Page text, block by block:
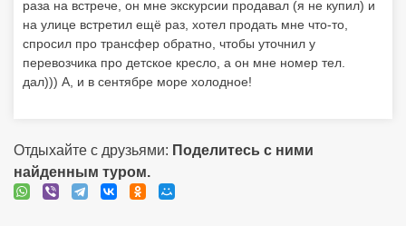
раза на встрече, он мне экскурсии продавал (я не купил) и
на улице встретил ещё раз, хотел продать мне что-то,
спросил про трансфер обратно, чтобы уточнил у
перевозчика про детское кресло, а он мне номер тел.
дал))) А, и в сентябре море холодное!
Отдыхайте с друзьями: Поделитесь с ними
найденным туром.